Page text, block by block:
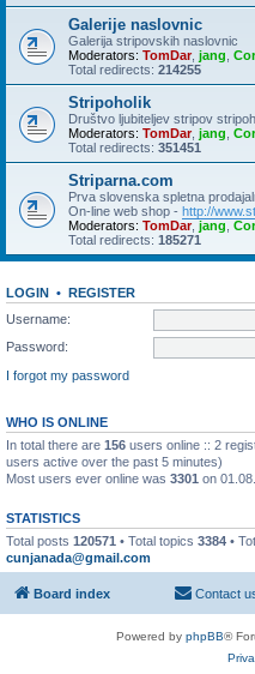
Galerije naslovnic
Galerija stripovskih naslovnic
Moderators: TomDar, jang
Total redirects: 214255
Stripoholik
Društvo ljubiteljev stripov
Moderators: TomDar, jang
Total redirects: 351451
Striparna.com
Prva slovenska spletna
On-line web shop - http://
Moderators: TomDar, jang
Total redirects: 185271
LOGIN • REGISTER
Username:
Password:
I forgot my password
WHO IS ONLINE
In total there are 156 users online :: 2
users active over the past 5 minutes)
Most users ever online was 3301 on
STATISTICS
Total posts 120571 • Total topics 3384 •
cunjanada@gmail.com
Board index Contact
Powered by phpBB®